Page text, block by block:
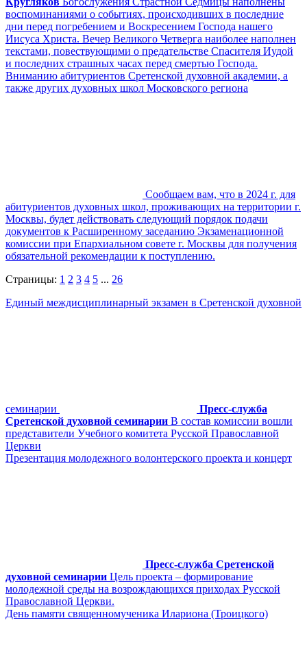
воспоминаниями о событиях, происходивших в последние
дни перед погребением и Воскресением Господа нашего
Иисуса Христа. Вечер Великого Четверга наиболее наполнен
текстами, повествующими о предательстве Спасителя Иудой
и последних страшных часах перед смертью Господа.
Вниманию абитуриентов Сретенской духовной академии, а
также других духовных школ Московского региона
Сообщаем вам, что в 2024 г. для
абитуриентов духовных школ, проживающих на территории г.
Москвы, будет действовать следующий порядок подачи
документов к Расширенному заседанию Экзаменационной
комиссии при Епархиальном совете г. Москвы для получения
обязательной рекомендации к поступлению.
Страницы: 1 2 3 4 5 ... 26
Единый междисциплинарный экзамен в Сретенской духовной
семинарии
Пресс-служба
Сретенской духовной семинарии В состав комиссии вошли
представители Учебного комитета Русской Православной
Церкви
Презентация молодежного волонтерского проекта и концерт
Пресс-служба Сретенской
духовной семинарии Цель проекта – формирование
молодежной среды на возрождающихся приходах Русской
Православной Церкви.
День памяти священномученика Илариона (Троицкого)